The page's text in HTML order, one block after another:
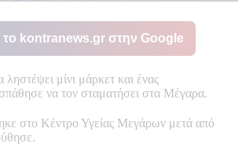
το kontranews.gr στην Google
μίνι μάρκετ και ένας
να τον σταματήσει στα Μέγαρα.
στο Κέντρο Υγείας Μεγάρων μετά από